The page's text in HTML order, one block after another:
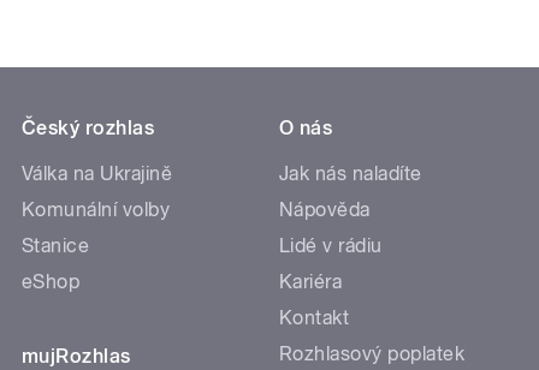
Český rozhlas
Válka na Ukrajině
Komunální volby
Stanice
eShop
mujRozhlas
O nás
Jak nás naladíte
Nápověda
Lidé v rádiu
Kariéra
Kontakt
Rozhlasový poplatek